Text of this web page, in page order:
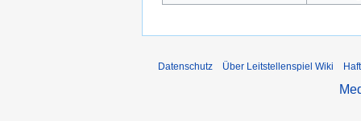
Datenschutz Über Leitstellenspiel Wiki